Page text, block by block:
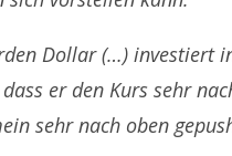
Dollar (…) investiert
er den Kurs sehr
sehr nach oben